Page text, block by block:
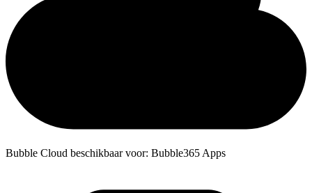
Bubble Cloud beschikbaar voor: Bubble365 Apps